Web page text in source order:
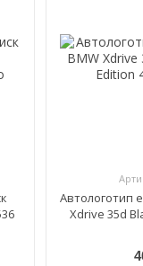
Автологотип
Xdrive 35d